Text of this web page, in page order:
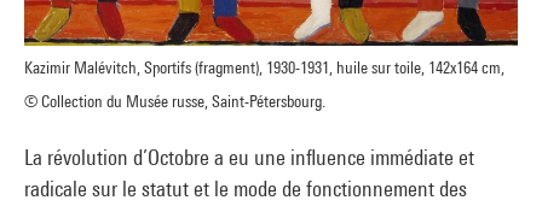
Kazimir Malévitch, Sportifs (fragment), 1930-1931, huile sur toile, 142x164 cm,
© Collection du Musée russe, Saint-Pétersbourg.
La révolution d’Octobre a eu une influence immédiate et
radicale sur le statut et le mode de fonctionnement des